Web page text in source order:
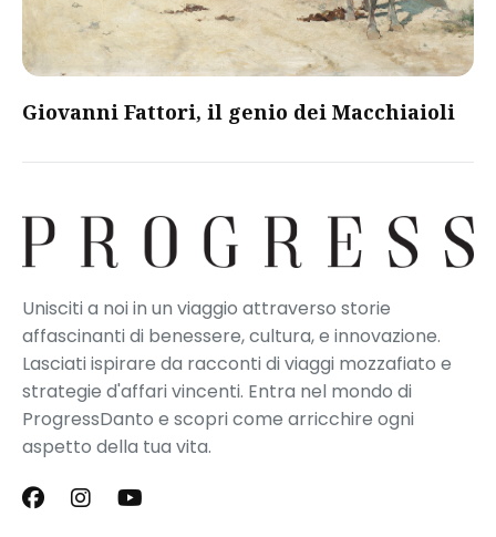
Giovanni Fattori, il genio dei Macchiaioli
Unisciti a noi in un viaggio attraverso storie
affascinanti di benessere, cultura, e innovazione.
Lasciati ispirare da racconti di viaggi mozzafiato e
strategie d'affari vincenti. Entra nel mondo di
ProgressDanto e scopri come arricchire ogni
aspetto della tua vita.